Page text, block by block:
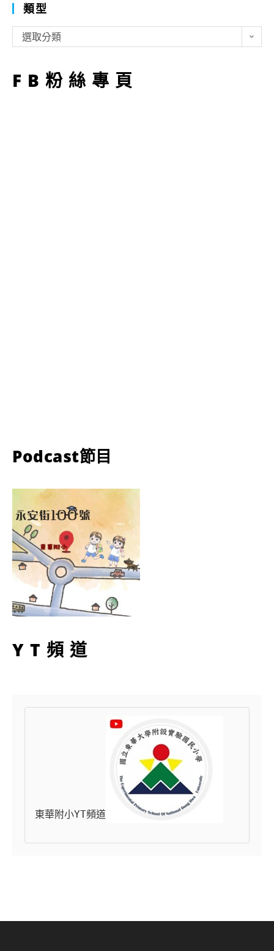
類型
型
選取分類
FB粉絲專頁
Podcast節目
YT頻道
東華附小YT頻道